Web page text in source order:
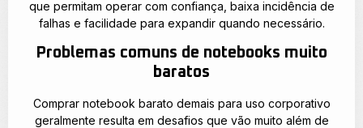
que permitam operar com confiança, baixa incidência de
falhas e facilidade para expandir quando necessário.
Problemas comuns de notebooks muito
baratos
Comprar notebook barato demais para uso corporativo
geralmente resulta em desafios que vão muito além de